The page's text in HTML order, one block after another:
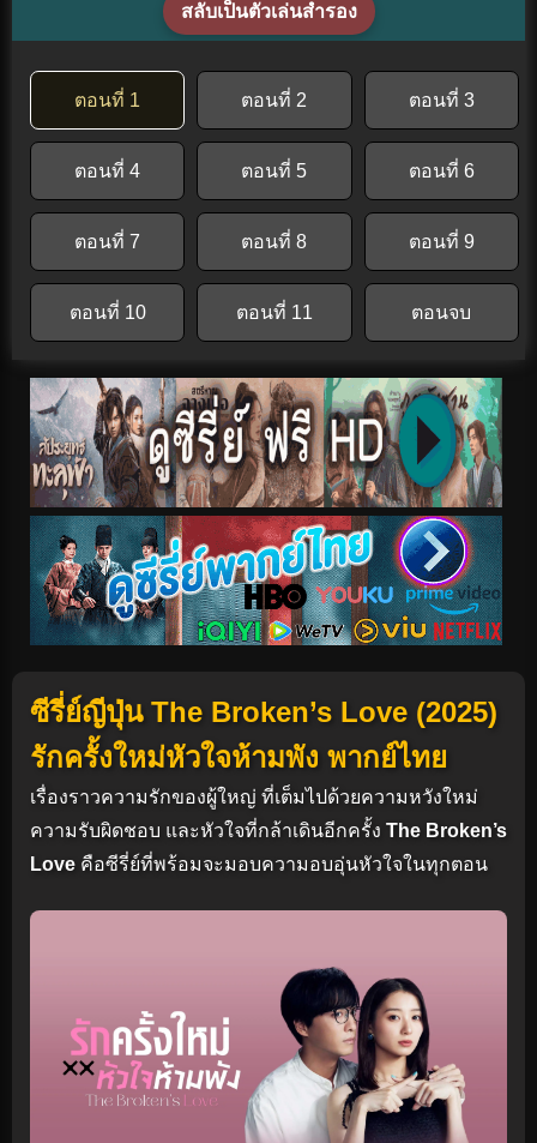
สลับเป็นตัวเล่นสำรอง
ตอนที่ 1 ตอนที่ 2 ตอนที่ 3
ตอนที่ 4 ตอนที่ 5 ตอนที่ 6
ตอนที่ 7 ตอนที่ 8 ตอนที่ 9
ตอนที่ 10 ตอนที่ 11 ตอนจบ
ซีรี่ย์ญีปุ่น The Broken’s Love (2025)
รักครั้งใหม่หัวใจห้ามพัง พากย์ไทย
เรื่องราวความรักของผู้ใหญ่ ที่เต็มไปด้วยความหวังใหม่
ความรับผิดชอบ และหัวใจที่กล้าเดินอีกครั้ง The Broken’s
Love คือซีรี่ย์ที่พร้อมจะมอบความอบอุ่นหัวใจในทุกตอน